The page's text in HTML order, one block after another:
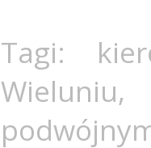
Tagi:
Wieluniu,